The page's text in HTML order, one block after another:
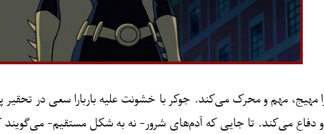
مهم و محرک می‌کند. جوکر با خشونت علیه باربارا سعی در تحقیر
دفاع می‌کند. تا جایی که آدم‌های شرور- نه به شکل مستقیم-